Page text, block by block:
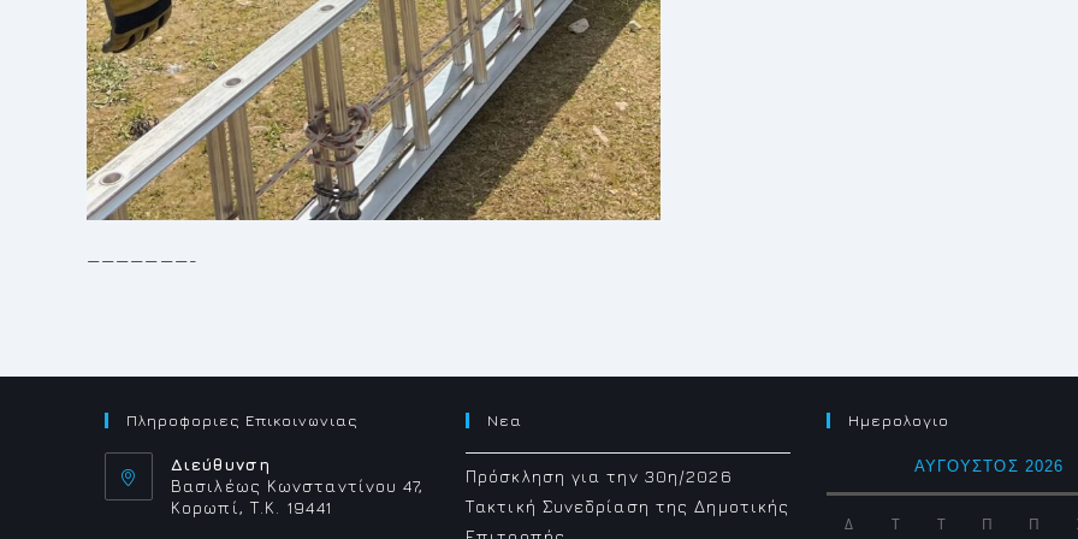
———————-
Πληροφοριες Επικοινωνιας
Διεύθυνση
Βασιλέως Κωνσταντίνου 47,
Κορωπί, Τ.Κ. 19441
Νεα
Πρόσκληση για την 30η/2026
Τακτική Συνεδρίαση της Δημοτικής
Ημερολογιο
ΑΎΓΟΥΣΤΟΣ 2026
Δ Τ Τ Π Π